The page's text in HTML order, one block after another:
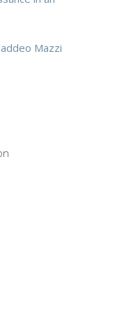
Mazzi